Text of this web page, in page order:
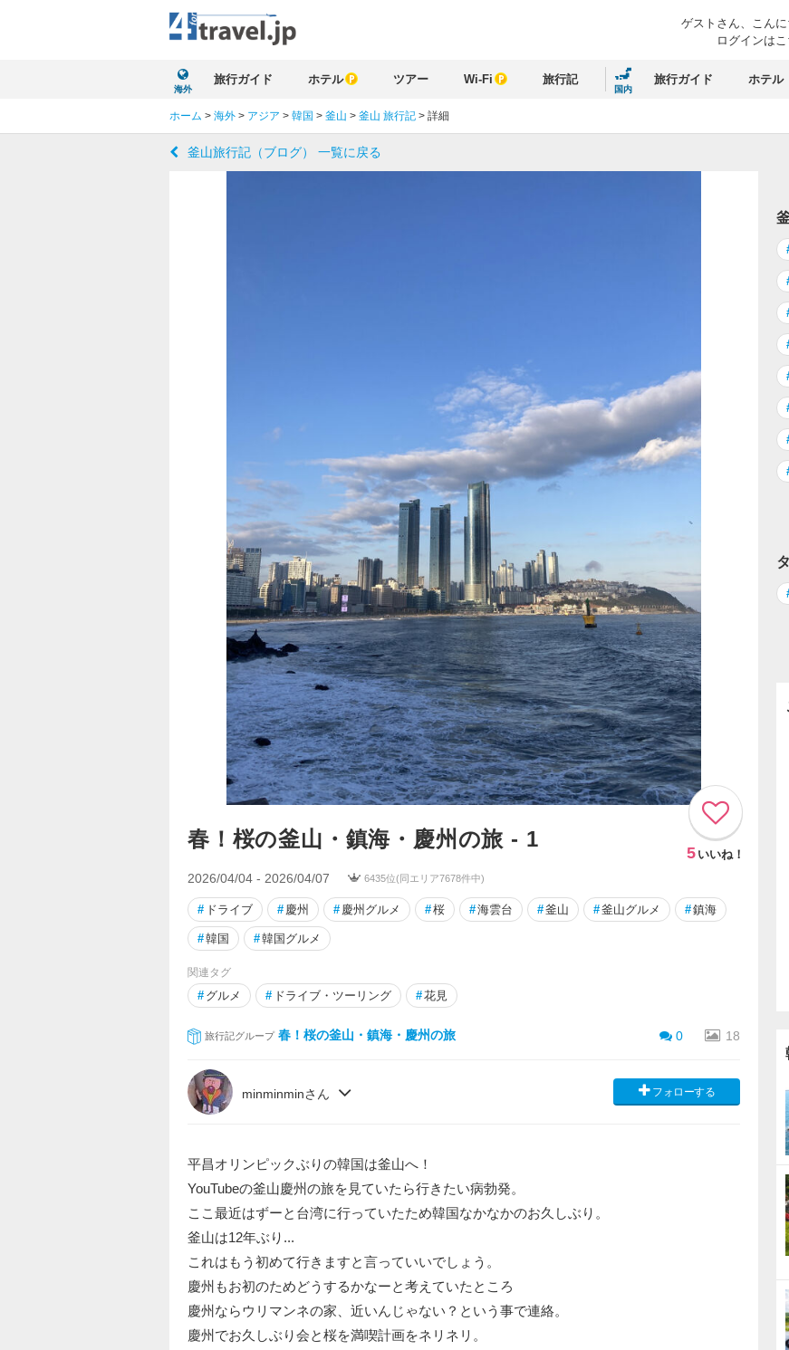
ゲストさん、 こん
ログインはこ
海外
旅行ガイド ホテル ツアー Wi-Fi 旅行記
国内
旅行ガイド ホテル
ホーム > 海外 > アジア > 韓国 > 釜山 > 釜山 旅行記 > 詳細
釜山旅行記（ブログ） 一覧に戻る
春！桜の釜山・鎮海・慶州の旅 - 1
5 いいね！
2026/04/04 - 2026/04/07 6435位(同エリア7678件中)
# ドライブ # 慶州 # 慶州グルメ #桜 #海雲台 #釜山 #釜山グルメ #鎮海
#韓国 #韓国グルメ
関連タグ
# グルメ # ドライブ・ツーリング #花見
旅行記グループ 春！桜の釜山・鎮海・慶州の旅 0 18
minminminさん フォローする
平昌オリンピックぶりの韓国は釜山へ！
YouTubeの釜山慶州の旅を見ていたら行きたい病勃発。
ここ最近はずーと台湾に行っていたため韓国なかなかのお久しぶり。
釜山は12年ぶり...
これはもう初めて行きますと言っていいでしょう。
慶州もお初のためどうするかなーと考えていたところ
慶州ならウリマンネの家、近いんじゃない？という事で連絡。
慶州でお久しぶり会と桜を満喫計画をネリネリ。